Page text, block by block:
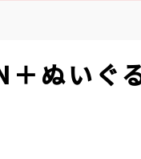
＋ぬいぐ